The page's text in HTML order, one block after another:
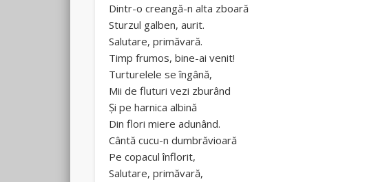
Dintr-o creangă-n alta zboară
Sturzul galben, aurit.
Salutare, primăvară.
Timp frumos, bine-ai venit!
Turturelele se îngână,
Mii de fluturi vezi zburând
Şi pe harnica albină
Din flori miere adunând.
Cântă cucu-n dumbrăvioară
Pe copacul înflorit,
Salutare, primăvară,